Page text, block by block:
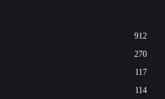
912
270
117
114